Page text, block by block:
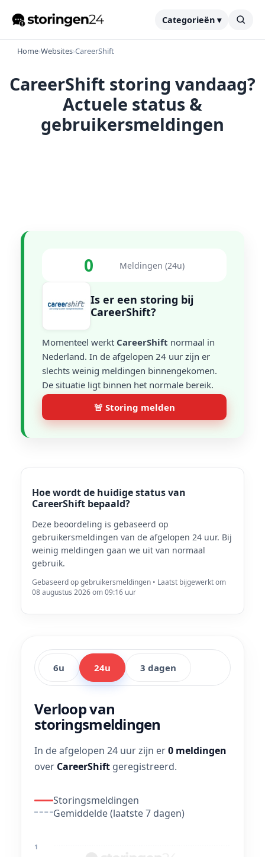
Categorieën ▾
Home›Websites›CareerShift
CareerShift storing vandaag?
Actuele status &
gebruikersmeldingen
0 Meldingen (24u)
Is er een storing bij
CareerShift?
Momenteel werkt CareerShift normaal in
Nederland. In de afgelopen 24 uur zijn er
slechts weinig meldingen binnengekomen.
De situatie ligt binnen het normale bereik.
🚨 Storing melden
Hoe wordt de huidige status van
CareerShift bepaald?
Deze beoordeling is gebaseerd op
gebruikersmeldingen van de afgelopen 24 uur. Bij
weinig meldingen gaan we uit van normaal
gebruik.
Gebaseerd op gebruikersmeldingen • Laatst bijgewerkt om
08 augustus 2026 om 09:16 uur
6u 24u 3 dagen
Verloop van
storingsmeldingen
In de afgelopen 24 uur zijn er0 meldingen
over CareerShift geregistreerd.
Storingsmeldingen
Gemiddelde (laatste 7 dagen)
1